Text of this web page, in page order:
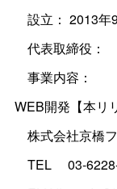
設立： 2013年
代表取締役：
事業内容： 経
WEB開発【本リ
株式会社京橋
TEL 03-